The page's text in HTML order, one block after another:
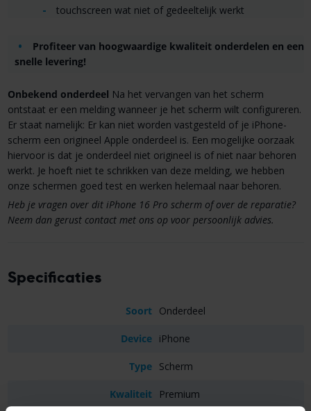
touchscreen wat niet of gedeeltelijk werkt
Profiteer van hoogwaardige kwaliteit onderdelen en een
snelle levering!
Onbekend onderdeel Na het vervangen van het scherm
ontstaat er een melding wanneer je het scherm wilt configureren.
Er staat namelijk: Er kan niet worden vastgesteld of je iPhone-
scherm een origineel Apple onderdeel is. Een mogelijke oorzaak
hiervoor is dat je onderdeel niet origineel is of niet naar behoren
werkt. Je hoeft niet te schrikken van deze melding, we hebben
onze schermen goed test en werken helemaal naar behoren.
Heb je vragen over dit iPhone 16 Pro scherm of over de reparatie?
Neem dan gerust contact met ons op voor persoonlijk advies.
Specificaties
Soort Onderdeel
Device iPhone
Type Scherm
Kwaliteit Premium